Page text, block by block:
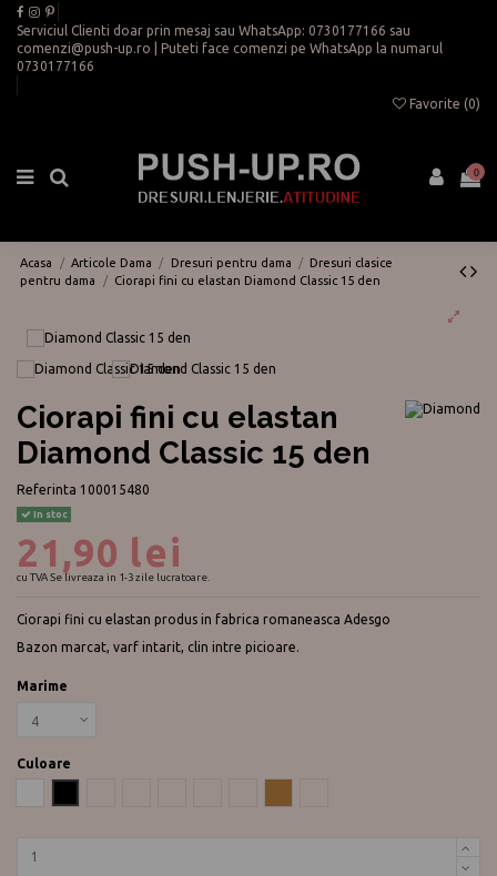
Serviciul Clienti doar prin mesaj sau WhatsApp: 0730177166 sau
comenzi@push-up.ro | Puteti face comenzi pe WhatsApp la numarul
0730177166
Favorite (0)
0
Acasa Articole Dama Dresuri pentru dama
Dresuri clasice
pentru dama
Ciorapi fini cu elastan Diamond Classic 15 den
Ciorapi fini cu elastan
Diamond Classic 15 den
Referinta 100015480
In stoc
21,90 lei
cu TVASe livreaza in 1-3 zile lucratoare.
Ciorapi fini cu elastan produs in fabrica romaneasca Adesgo
Bazon marcat, varf intarit, clin intre picioare.
Marime
Culoare